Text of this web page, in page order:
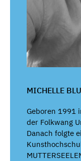
MICHELLE
Geboren 1991
der Folkwang
Danach folgte